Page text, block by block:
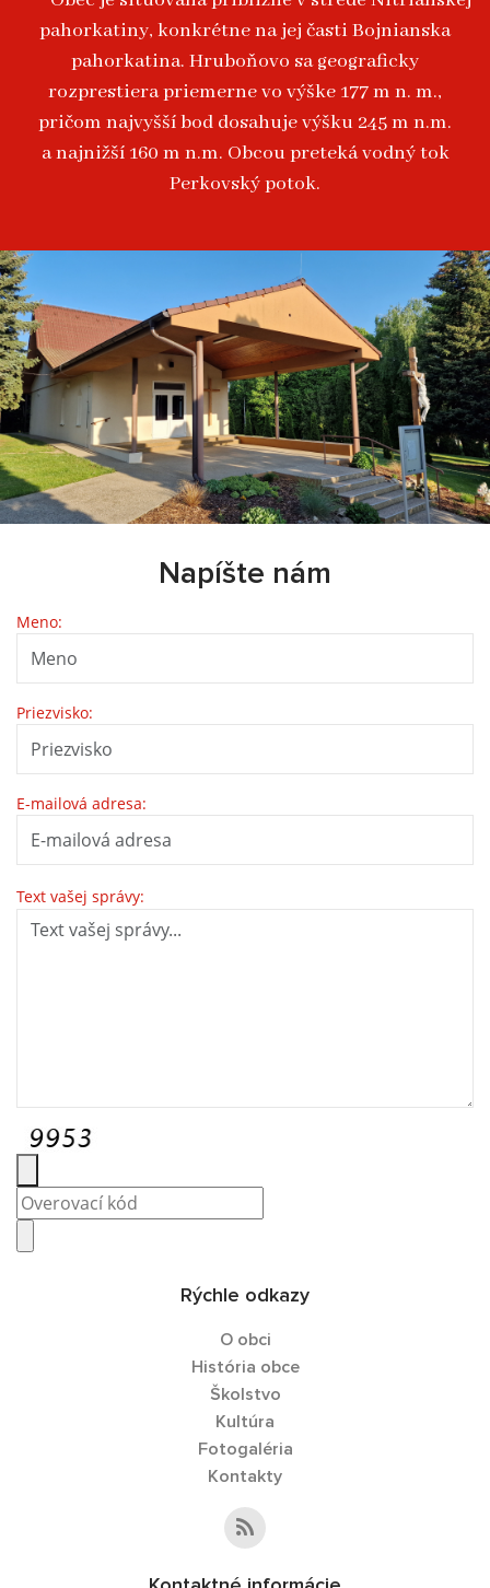
pahorkatiny, konkrétne na jej časti Bojnianska
pahorkatina. Hruboňovo sa geograficky
rozprestiera priemerne vo výške 177 m n. m.,
pričom najvyšší bod dosahuje výšku 245 m n.m.
a najnižší 160 m n.m. Obcou preteká vodný tok
Perkovský potok.
Napíšte nám
Meno:
Priezvisko:
E-mailová adresa:
Text vašej správy:
Rýchle odkazy
O obci
História obce
Školstvo
Kultúra
Fotogaléria
Kontakty